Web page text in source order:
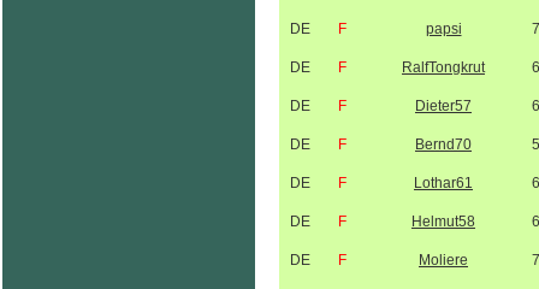
DE F papsi
DE F RalfTongkrut
DE F Dieter57
DE F Bernd70
DE F Lothar61
DE F Helmut58
DE F Moliere